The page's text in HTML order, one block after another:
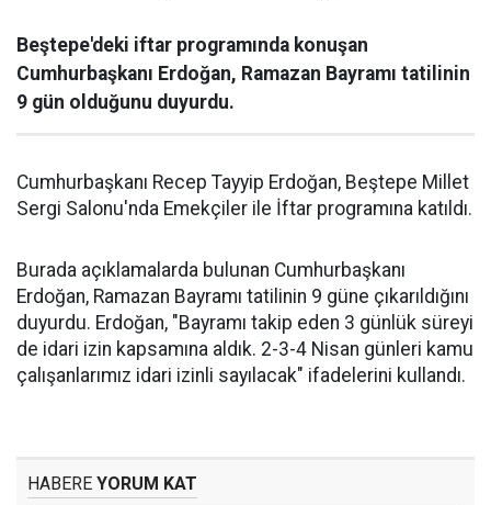
Beştepe'deki iftar programında konuşan
Cumhurbaşkanı Erdoğan, Ramazan Bayramı tatilinin
9 gün olduğunu duyurdu.
Cumhurbaşkanı Recep Tayyip Erdoğan, Beştepe Millet
Sergi Salonu'nda Emekçiler ile İftar programına katıldı.
Burada açıklamalarda bulunan Cumhurbaşkanı
Erdoğan, Ramazan Bayramı tatilinin 9 güne çıkarıldığını
duyurdu. Erdoğan, "Bayramı takip eden 3 günlük süreyi
de idari izin kapsamına aldık. 2-3-4 Nisan günleri kamu
çalışanlarımız idari izinli sayılacak" ifadelerini kullandı.
HABERE YORUM KAT